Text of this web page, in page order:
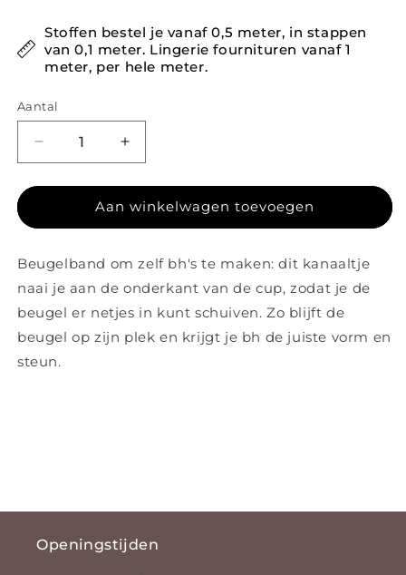
Stoffen bestel je vanaf 0,5 meter, in stappen
van 0,1 meter. Lingerie fournituren vanaf 1
meter, per hele meter.
Aantal
Aantal verlagen voor Beugelband Oker
Aantal verhogen voor Beugelband
Aan winkelwagen toevoegen
Beugelband om zelf bh's te maken: dit kanaaltje
naai je aan de onderkant van de cup, zodat je de
beugel er netjes in kunt schuiven. Zo blijft de
beugel op zijn plek en krijgt je bh de juiste vorm en
steun.
Openingstijden